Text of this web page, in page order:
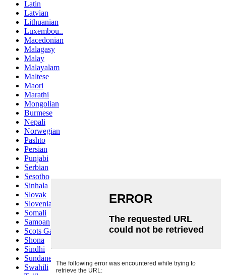
Latin
Latvian
Lithuanian
Luxembou..
Macedonian
Malagasy
Malay
Malayalam
Maltese
Maori
Marathi
Mongolian
Burmese
Nepali
Norwegian
Pashto
Persian
Punjabi
Serbian
Sesotho
Sinhala
Slovak
Slovenian
Somali
Samoan
Scots Gaelic
Shona
Sindhi
Sundanese
Swahili